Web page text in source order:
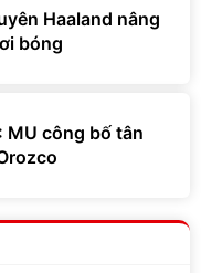
Haaland nâng
bóng
MU công bố tân